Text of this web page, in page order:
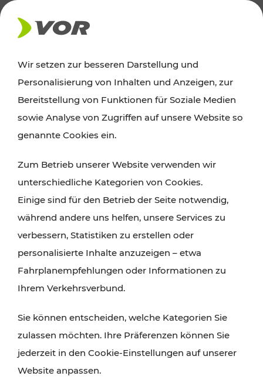
AKTUELLES
Ausflugstipps
Wien, Niederösterreich und das Burgenland
Wanderungen, Kultur und Gastronomie,
Radtouren oder purer Naturgenuss – viele
Attraktionen sind mit den Ticket- und Fahrplan-
Angeboten des VOR gut und schnell erreichbar.
Wir setzen zur besseren Darstellung und
Personalisierung von Inhalten und Anzeigen, zur
Bereitstellung von Funktionen für Soziale Medien
sowie Analyse von Zugriffen auf unsere Website so
genannte Cookies ein.
Zum Betrieb unserer Website verwenden wir
unterschiedliche Kategorien von Cookies.
Einige sind für den Betrieb der Seite notwendig,
während andere uns helfen, unsere Services zu
verbessern, Statistiken zu erstellen oder
personalisierte Inhalte anzuzeigen – etwa
Fahrplanempfehlungen oder Informationen zu
Ihrem Verkehrsverbund.
Sie können entscheiden, welche Kategorien Sie
zulassen möchten. Ihre Präferenzen können Sie
jederzeit in den Cookie-Einstellungen auf unserer
Website anpassen.